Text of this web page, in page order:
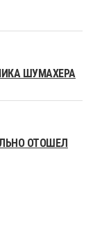
ШУМАХЕРА
ОТОШЕЛ